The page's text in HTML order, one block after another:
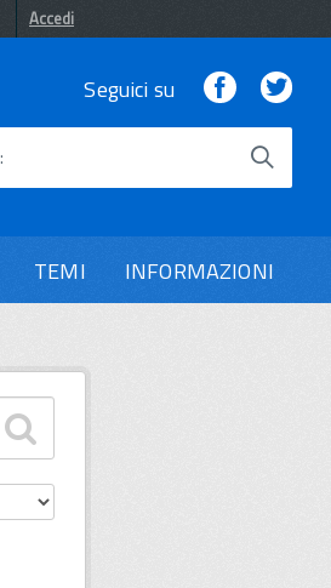
Accedi
Seguici su Facebook
TEMI INFORMAZIONI